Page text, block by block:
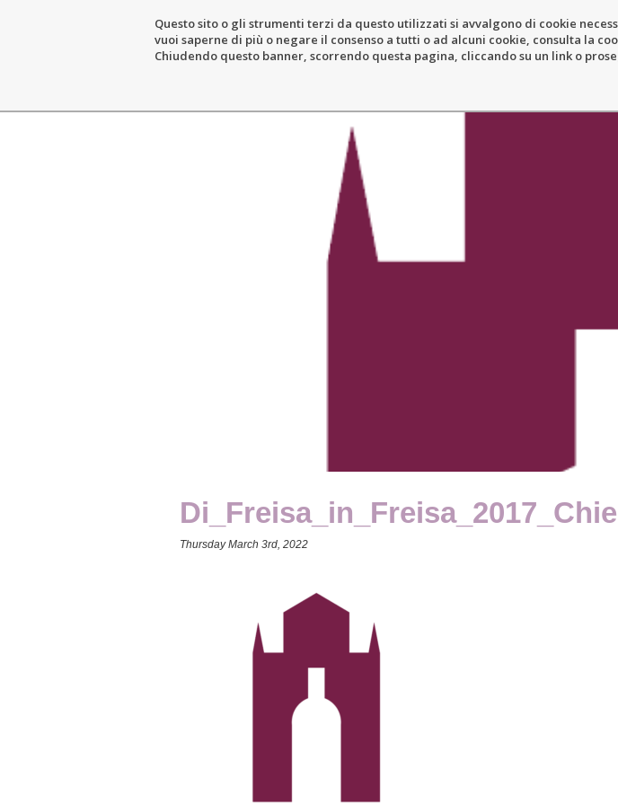
Questo sito o gli strumenti terzi da questo utilizzati si avvalgono di cookie
vuoi saperne di più o negare il consenso a tutti o ad alcuni cookie, consulta la
Chiudendo questo banner, scorrendo questa pagina, cliccando su un link o
THE ESTATE WINERY RESORT
Thursday March 3rd, 2022